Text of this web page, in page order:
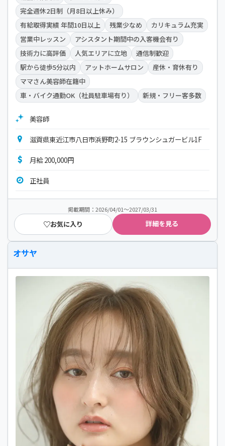
完全週休2日制（月8日以上休み）
有給取得実績 年間10日以上
残業少なめ
カリキュラム充実
営業中レッスン
アシスタント期間中の入客機会有り
技術力に高評価
人気エリアに立地
通信制歓迎
駅から徒歩5分以内
アットホームサロン
産休・育休有り
ママさん美容師在籍中
車・バイク通勤OK（社員駐車場有り）
新規・フリー客多数
美容師
滋賀県東近江市八日市浜野町2-15 ブラウンシュガービル1F
月給 200,000円
正社員
掲載期間：2026/04/01～2027/03/31
お気に入り 詳細を見る
オサヤ